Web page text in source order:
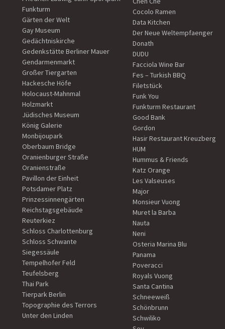
Funkturm
Gärten der Welt
Gay Museum
Gedächtniskirche
Gedenkstätte Berliner Mauer
Gendarmenmarkt
Großer Tiergarten
Hackesche Höfe
Holocaust-Mahnmal
Holzmarkt
Jüdisches Museum
König Galerie
Monbijoupark
Oberbaum Bridge
Oranienburger Straße
Oranienstraße
Pavillon der Einheit
Potsdamer Platz
Prinzessinnengärten
Reichstagsgebäude
Reuterkiez
Schloss Charlottenburg
Schloss Schwante
Siegessäule
Tempelhofer Feld
Teufelsberg
Thai Park
Tierpark Berlin
Topographie des Terrors
Unter den Linden
Cocolo Ramen
Data Kitchen
Der Neue Weltempfaenger
Donath
DUDU
Facciola Wine Bar
Fes – Turkish BBQ
Filetstück
Funk You
Funkturm Restaurant
Good Bank
Gordon
Hasir Restaurant Kreuzberg
HUM
Hummus & Friends
Katz Orange
Les Valseuses
Major
Monsieur Vuong
Muret la Barba
Nauta
Neni
Osteria Marina Blu
Panama
Poveracci
Royals Vuong
Santa Cantina
Schneeweiß
Schönbrunn
Schwiliko